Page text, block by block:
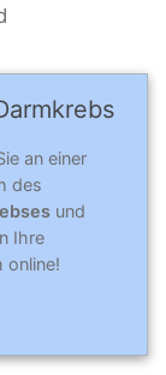
an einer
des
und
Ihre
online!